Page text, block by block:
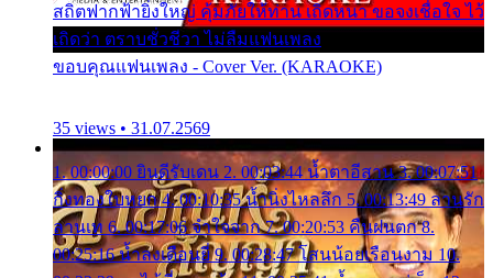
สถิตฟากฟ้ายิ่งใหญ่ คุ้มภัยให้ท่าน เถิดหนา ขอจงเชื่อใจ ไว้
เถิดว่า ตราบชั่วชีวา ไม่ลืมแฟนเพลง
ขอบคุณแฟนเพลง - Cover Ver. (KARAOKE)
35 views • 31.07.2569
1. 00:00:00 ยินดีรับเดน 2. 00:03:44 น้ำตาอีสาน 3. 00:07:51
กิ่งทองใบหยก 4. 00:10:35 น้ำนิ่งไหลลึก 5. 00:13:49 ลานรัก
ลานเท 6. 00:17:06 จำใจจาก 7. 00:20:53 คืนฝนตก 8.
00:25:16 น้ำลงเดือนยี่ 9. 00:28:47 โสนน้อยเรือนงาม 10.